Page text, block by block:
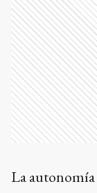
La autonomía